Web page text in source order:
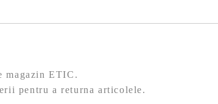
magazin ETIC.
pentru a returna articolele.